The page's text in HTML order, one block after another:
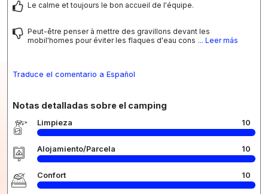
Le calme et toujours le bon accueil de l'équipe.
Peut-être penser à mettre des gravillons devant les
mobil'homes pour éviter les flaques d'eau cons ... Leer más
Traduce el comentario a Español
Notas detalladas sobre el camping
Limpieza 10
Alojamiento/Parcela 10
Confort 10